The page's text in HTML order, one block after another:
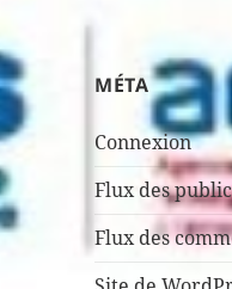
MÉTA
Connexion
Flux des
Flux des